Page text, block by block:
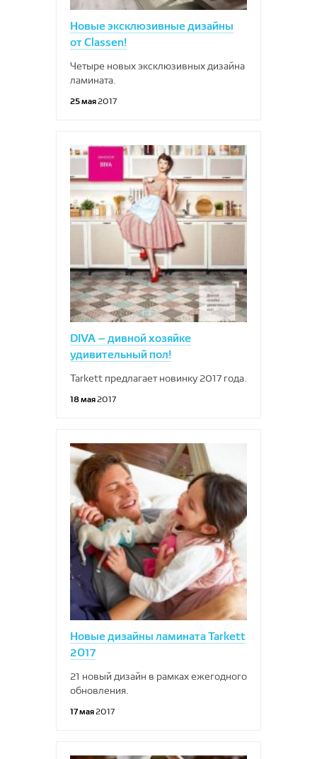
Новые эксклюзивные дизайны
от Classen!
Четыре новых эксклюзивных дизайна
ламината.
25 мая2017
DIVA – дивной хозяйке
удивительный пол!
Tarkett предлагает новинку 2017 года.
18 мая2017
Новые дизайны ламината Tarkett
2017
21 новый дизайн в рамках ежегодного
обновления.
17 мая2017